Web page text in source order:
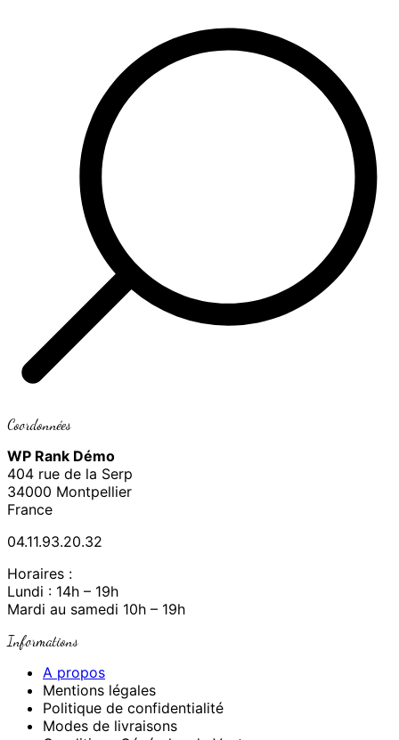
Coordonnées
WP Rank Démo
404 rue de la Serp
34000 Montpellier
France
04.11.93.20.32
Horaires :
Lundi : 14h – 19h
Mardi au samedi 10h – 19h
Informations
A propos
Mentions légales
Politique de confidentialité
Modes de livraisons